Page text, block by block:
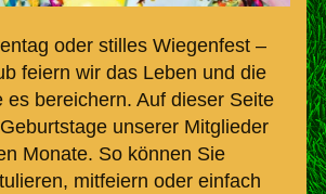
oder stilles Wiegenfest –
feiern wir das Leben und die
es bereichern. Auf dieser Seite
unserer Mitglieder
Monate. So können Sie
mitfeiern oder einfach